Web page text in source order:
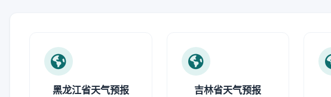
黑龙江省天气预报 吉林省天气预报